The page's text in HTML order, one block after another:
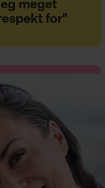
meget
for"